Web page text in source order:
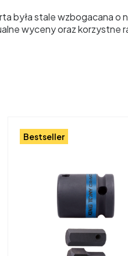
stale wzbogacana o
wyceny oraz korzystne
Bestseller